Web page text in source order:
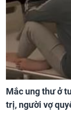
Mắc ung thư ở
trị, người vợ